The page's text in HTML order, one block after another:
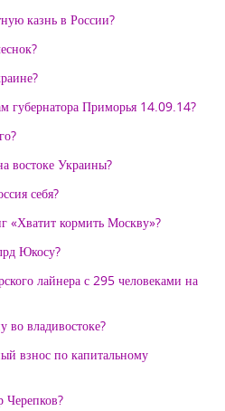
казнь в России?
губернатора Приморья 14.09.14?
востоке Украины?
себя?
«Хватит кормить Москву»?
Юкосу?
лайнера с 295 человеками на
владивостоке?
взнос по капитальному
Черепков?